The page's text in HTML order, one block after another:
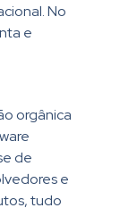
No
e
orgânica
de
e
tudo